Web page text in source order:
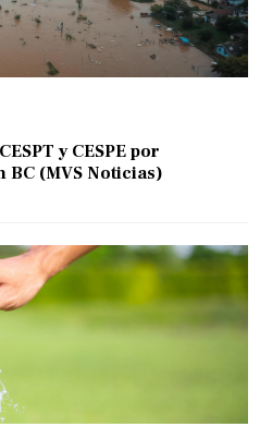
y CESPE por
BC (MVS Noticias)